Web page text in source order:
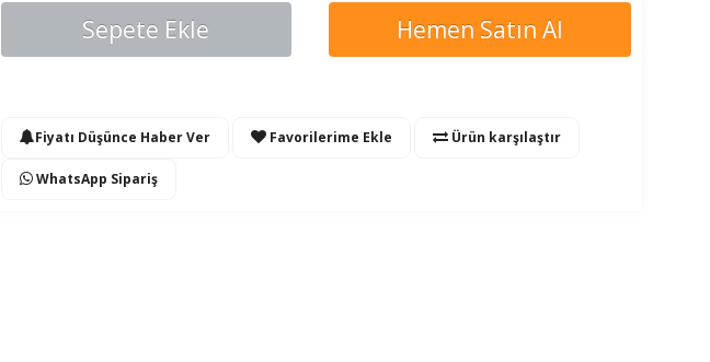
Sepete Ekle Hemen Satın Al
Fiyatı Düşünce Haber Ver Favorilerime Ekle Ürün karşılaştır
WhatsApp Sipariş